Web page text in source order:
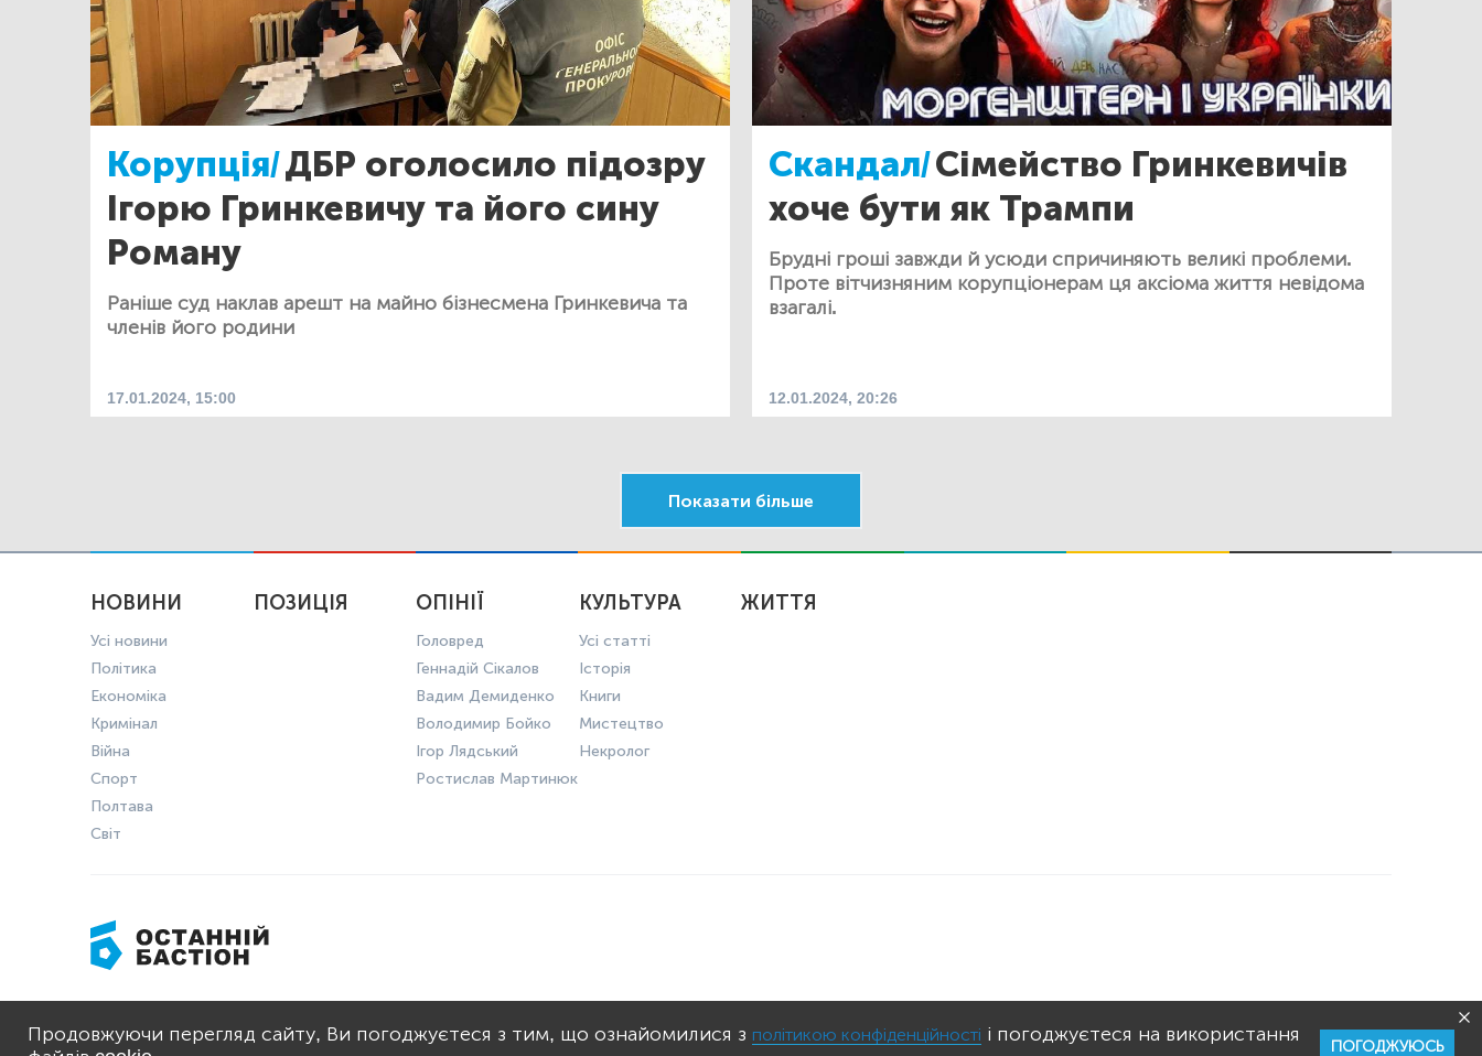
Корупція/ДБР оголосило підозру
Ігорю Гринкевичу та його сину
Роману
Раніше суд наклав арешт на майно бізнесмена Гринкевича та
членів його родини
17.01.2024, 15:00
Скандал/Сімейство Гринкевичів
хоче бути як Трампи
Брудні гроші завжди й усюди спричиняють великі проблеми.
Проте вітчизняним корупціонерам ця аксіома життя невідома
взагалі.
12.01.2024, 20:26
Показати більше
НОВИНИ
Усі новини
Політика
Економіка
Кримінал
Війна
Спорт
Полтава
Світ
ПОЗИЦІЯ ОПІНІЇ
Головред
Геннадій Сікалов
Вадим Демиденко
Володимир Бойко
Ігор Лядський
Ростислав Мартинюк
КУЛЬТУРА
Усі статті
Історія
Книги
Мистецтво
Некролог
ЖИТТЯ
ПОЛІТИКА КОНФІДЕНЦІЙНОСТІ ПРАВИЛА КОРИСТУВАННЯ
Продовжуючи перегляд сайту, Ви погоджуєтеся з тим, що ознайомилися з політикою конфіденційності і погоджуєтеся на використання
ПОГОДЖУЮСЬ